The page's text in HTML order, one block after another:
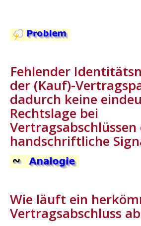
Fehlender
der (Kauf)-
dadurch keine
Rechtslage bei
Vertragsabschlüssen
handschriftliche
Wie läuft ein
Vertragsabschluss